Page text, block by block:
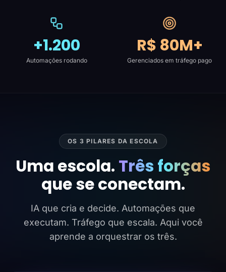
+1.200
Automações rodando
R$ 80M+
Gerenciados em tráfego pago
OS 3 PILARES DA ESCOLA
Uma escola. Três forças
que se conectam.
IA que cria e decide. Automações que
executam. Tráfego que escala. Aqui você
aprende a orquestrar os três.